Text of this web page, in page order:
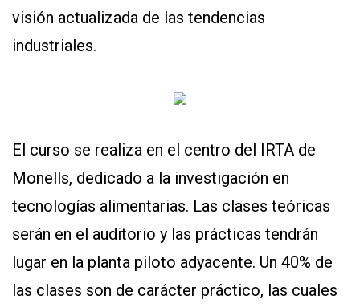
CONDICIONES
DE
visión actualizada de las tendencias
industriales.
El curso se realiza en el centro del IRTA de
Monells, dedicado a la investigación en
tecnologías alimentarias. Las clases teóricas
serán en el auditorio y las prácticas tendrán
lugar en la planta piloto adyacente. Un 40% de
las clases son de carácter práctico, las cuales